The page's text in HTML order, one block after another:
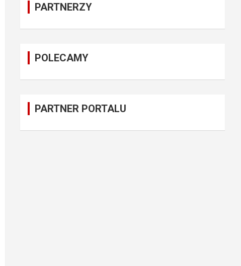
PARTNERZY
POLECAMY
PARTNER PORTALU